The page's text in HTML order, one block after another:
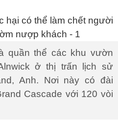
quần thể các khu vườn
ở thị trấn lịch sử
Anh. Nơi này có đài
Cascade với 120 vòi